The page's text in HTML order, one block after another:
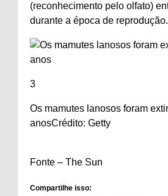
(reconhecimento pelo olfato)
durante a época de
3
Os mamutes lanosos foram
anosCrédito: Getty
Fonte – The Sun
Compartilhe isso: